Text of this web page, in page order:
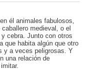
él animales fabulosos,
medieval, o el
cebra. Junto con otros
que habita algún que otro
y a veces peligrosas. Y
una relación de